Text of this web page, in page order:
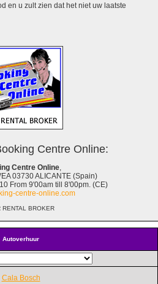
Autoverhuur
Cala Bosch
en u zult zien dat het niet uw laatste
Centre Online:
Centre Online,
03730 ALICANTE (Spain)
From 9'00am till 8'00pm. (CE)
centre-online.com
RENTAL BROKER